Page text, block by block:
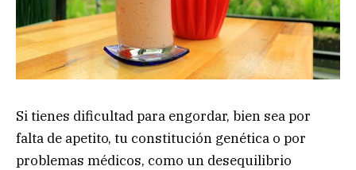
Si tienes dificultad para engordar, bien sea por
falta de apetito, tu constitución genética o por
problemas médicos, como un desequilibrio